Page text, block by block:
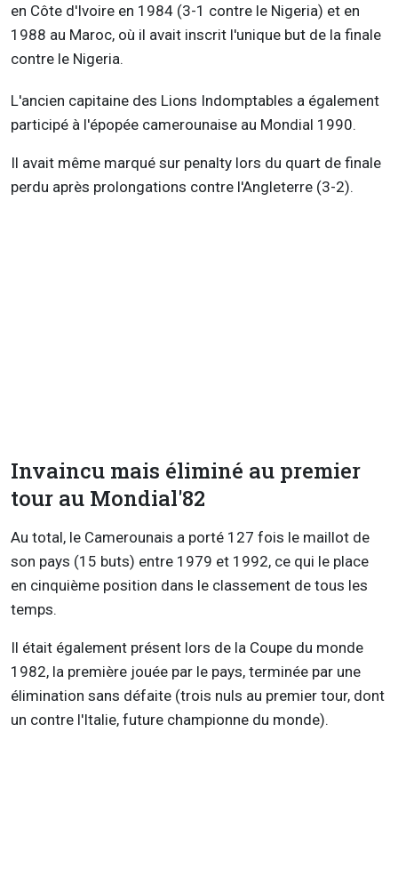
en Côte d'Ivoire en 1984 (3-1 contre le Nigeria) et en
1988 au Maroc, où il avait inscrit l'unique but de la finale
contre le Nigeria.
L'ancien capitaine des Lions Indomptables a également
participé à l'épopée camerounaise au Mondial 1990.
Il avait même marqué sur penalty lors du quart de finale
perdu après prolongations contre l'Angleterre (3-2).
Invaincu mais éliminé au premier
tour au Mondial'82
Au total, le Camerounais a porté 127 fois le maillot de
son pays (15 buts) entre 1979 et 1992, ce qui le place
en cinquième position dans le classement de tous les
temps.
Il était également présent lors de la Coupe du monde
1982, la première jouée par le pays, terminée par une
élimination sans défaite (trois nuls au premier tour, dont
un contre l'Italie, future championne du monde).